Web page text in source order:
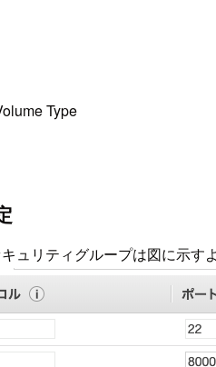
Type
ュリティグループは図に示す